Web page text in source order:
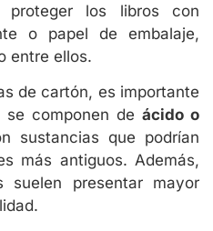
proteger los libros con
o papel de embalaje,
entre ellos.
de cartón, es importante
componen de ácido o
sustancias que podrían
más antiguos. Además,
presentar mayor